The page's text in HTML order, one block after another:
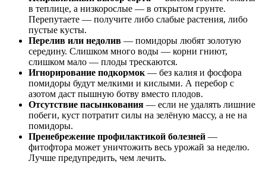
в теплице, а низкорослые — в открытом грунте.
Перепутаете — получите либо слабые растения, либо
пустые кусты.
Перелив или недолив — помидоры любят золотую
середину. Слишком много воды — корни гниют,
слишком мало — плоды трескаются.
Игнорирование подкормок — без калия и фосфора
помидоры будут мелкими и кислыми. А перебор с
азотом даст пышную ботву вместо плодов.
Отсутствие пасынкования — если не удалять лишние
побеги, куст потратит силы на зелёную массу, а не на
помидоры.
Пренебрежение профилактикой болезней —
фитофтора может уничтожить весь урожай за неделю.
Лучше предупредить, чем лечить.